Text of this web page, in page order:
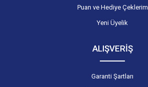
Puan ve Hediye Çeklerim
Yeni Üyelik
ALIŞVERİŞ
Garanti Şartları